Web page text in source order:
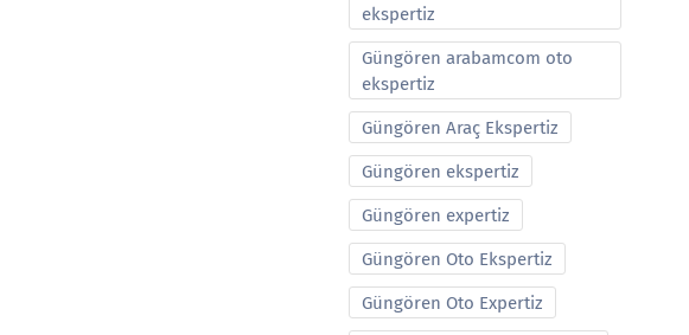
ekspertiz
Güngören arabamcom oto
ekspertiz
Güngören Araç Ekspertiz
Güngören ekspertiz
Güngören expertiz
Güngören Oto Ekspertiz
Güngören Oto Expertiz